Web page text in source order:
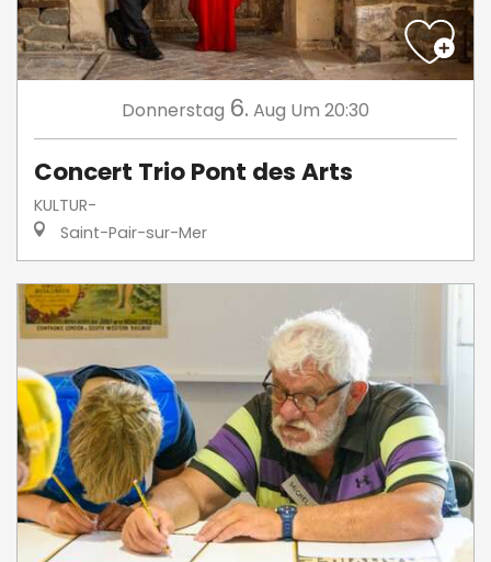
Donnerstag 6. Aug Um 20:30
Concert Trio Pont des Arts
KULTUR-
Saint-Pair-sur-Mer